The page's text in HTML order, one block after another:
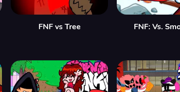
FNF vs Tree FNF: Vs.